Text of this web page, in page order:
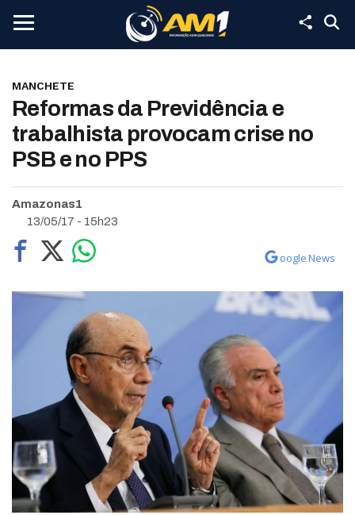
MANCHETE
Reformas da Previdência e
trabalhista provocam crise no
PSB e no PPS
Amazonas1
13/05/17 - 15h23
oogle News